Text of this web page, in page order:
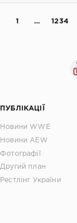
1 ... 1234
ПУБЛІКАЦІЇ
Новини WWE
Новини AEW
Фотографії
Другий план
Рестлінг України